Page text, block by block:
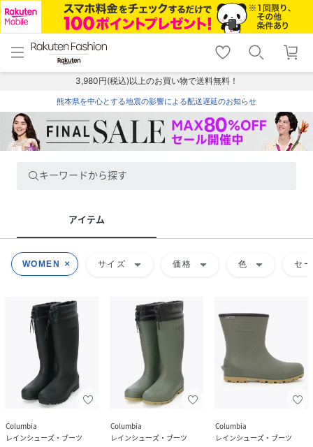
menu home
トップ
shopping_cart lock_outline
ログイン
3,980円(税込)以上のお買い物で送料無料！
熊本県を中心とする地震の影響による配送遅延のお知らせ
キーワードから探す
アイテム
WOMEN サイズ arrow_drop_down 価格 arrow_drop_down 色 arrow_drop_down セ
Columbia
レインシューズ・ブーツ
Columbia
レインシューズ・ブーツ
Columbia
レインシューズ・ブーツ